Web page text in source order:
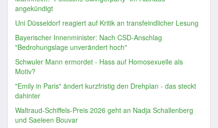
angekündigt
Uni Düsseldorf reagiert auf Kritik an transfeindlicher Lesung
Bayerischer Innenminister: Nach CSD-Anschlag
"Bedrohungslage unverändert hoch"
Schwuler Mann ermordet - Hass auf Homosexuelle als
Motiv?
"Emily in Paris" ändert kurzfristig den Drehplan - das steckt
dahinter
Waltraud-Schiffels-Preis 2026 geht an Nadja Schallenberg
und Saeleen Bouvar